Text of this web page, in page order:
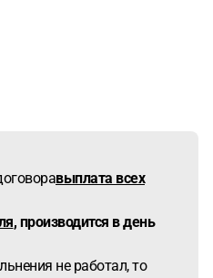
выплата всех
, производится в день
не работал, то